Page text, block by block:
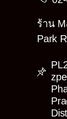
ร้าน
Park